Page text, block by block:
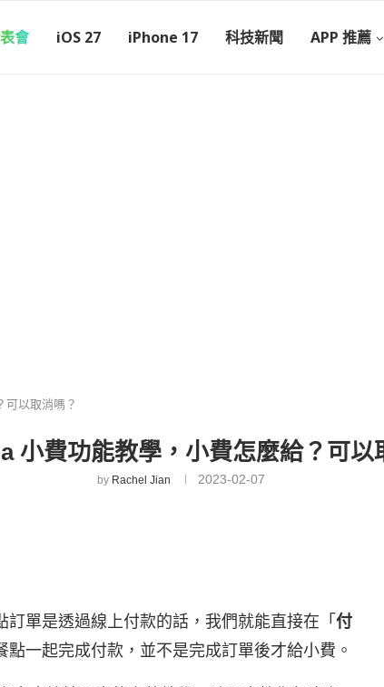
會 iOS 27 iPhone 17 科技新聞 APP 推薦
可以取消嗎？
小費功能教學，小費怎麼給？可以
by Rachel Jian 2023-02-07
單是透過線上付款的話，我們就能直接在「 付
一起完成付款，並不是完成訂單後才給小費。